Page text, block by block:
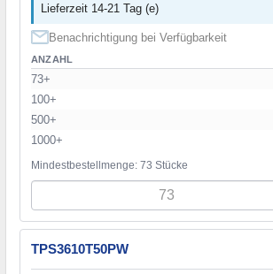
Lieferzeit 14-21 Tag (e)
Benachrichtigung bei Verfügbarkeit
ANZAHL
73+
100+
500+
1000+
Mindestbestellmenge: 73 Stücke
TPS3610T50PW